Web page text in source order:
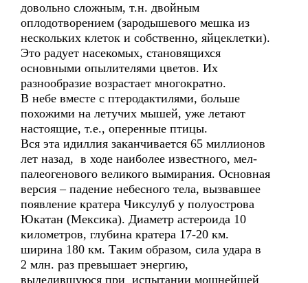
довольно сложным, т.н. двойным
оплодотворением (зародышевого мешка из
нескольких клеток и собственно, яйцеклетки).
Это радует насекомых, становящихся
основными опылителями цветов. Их
разнообразие возрастает многократно.
В небе вместе с птеродактилями, больше
похожими на летучих мышей, уже летают
настоящие, т.е., оперенные птицы.
Вся эта идиллия заканчивается 65 миллионов
лет назад, в ходе наиболее известного, мел-
палеогенового великого вымирания. Основная
версия – падение небесного тела, вызвавшее
появление кратера Чиксулуб у полуострова
Юкатан (Мексика). Диаметр астероида 10
километров, глубина кратера 17-20 км.
ширина 180 км. Таким образом, сила удара в
2 млн. раз превышает энергию,
выделившуюся при испытании мощнейшей